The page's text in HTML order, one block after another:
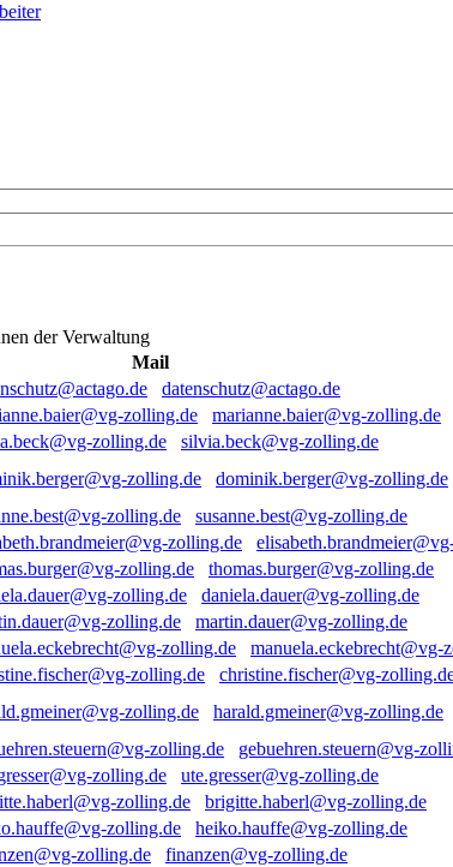
der Verwaltung
Mail
datenschutz@actago.de
marianne.baier@vg-zolling.de
silvia.beck@vg-zolling.de
dominik.berger@vg-zolling.de
susanne.best@vg-zolling.de
thomas.burger@vg-zolling.de
daniela.dauer@vg-zolling.de
martin.dauer@vg-zolling.de
manuela.eckebrecht@vg-
christine.fischer@vg-
harald.gmeiner@vg-zolling.de
gebuehren.steuern@vg-
ute.gresser@vg-zolling.de
brigitte.haberl@vg-zolling.de
heiko.hauffe@vg-zolling.de
finanzen@vg-zolling.de